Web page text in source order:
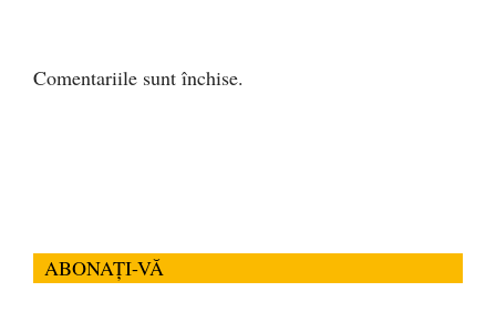
Comentariile sunt închise.
ABONAȚI-VĂ